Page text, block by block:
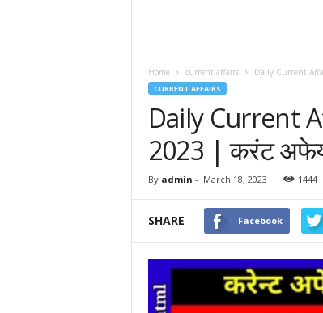
Home current affairs Daily Current
CURRENT AFFAIRS
Daily Current
2023 | करंट
By admin - March 18, 2023 1444
SHARE Facebook